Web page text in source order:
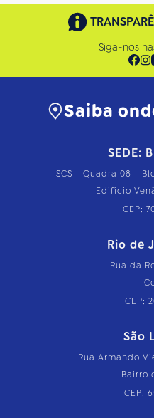
Siga-nos
Saiba
SEDE:
SCS - Quadra 08 -
Edifício
CEP:
Rio de
Rua da
CEP:
São
Rua Armando
Bairro
CEP: